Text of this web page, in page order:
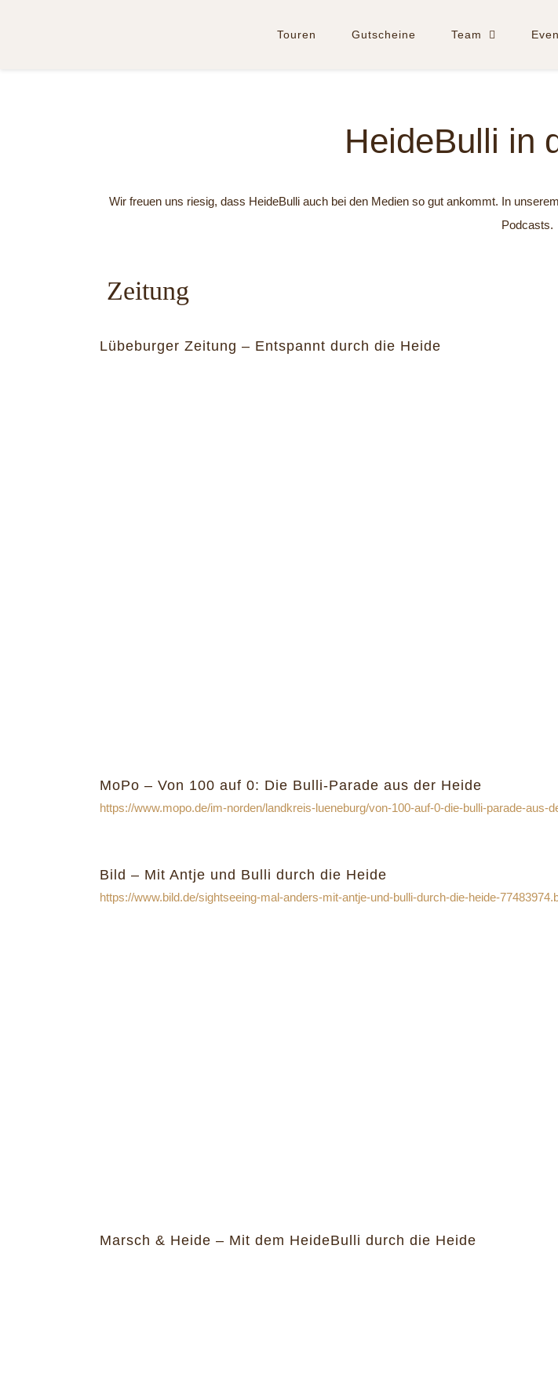
Touren Gutscheine Team
HeideBulli in
Wir freuen uns riesig, dass HeideBulli auch bei den Medien so gut ankommt. In
Podcasts.
Zeitung
Lübeburger Zeitung – Entspannt durch die Heide
MoPo – Von 100 auf 0: Die Bulli-Parade aus der Heide
https://www.mopo.de/im-norden/landkreis-lueneburg/von-100-auf-0-die-bulli-parade-aus-
Bild – Mit Antje und Bulli durch die Heide
https://www.bild.de/sightseeing-mal-anders-mit-antje-und-bulli-durch-die-heide-
Marsch & Heide – Mit dem HeideBulli durch die Heide